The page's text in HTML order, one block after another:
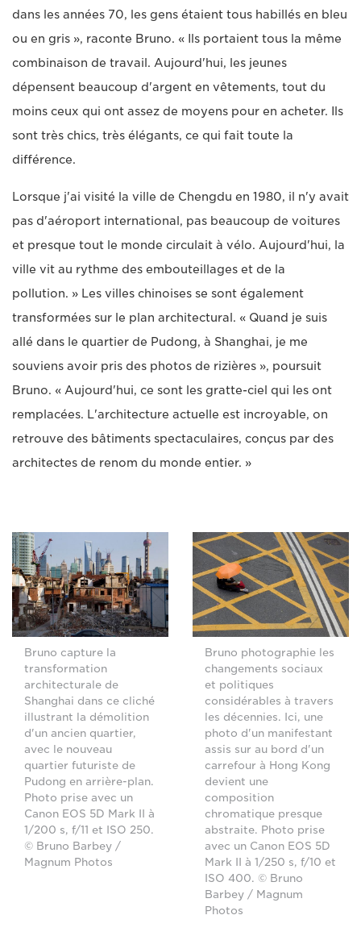
dans les années 70, les gens étaient tous habillés en bleu
ou en gris », raconte Bruno. « Ils portaient tous la même
combinaison de travail. Aujourd'hui, les jeunes
dépensent beaucoup d'argent en vêtements, tout du
moins ceux qui ont assez de moyens pour en acheter. Ils
sont très chics, très élégants, ce qui fait toute la
différence.
Lorsque j'ai visité la ville de Chengdu en 1980, il n'y avait
pas d'aéroport international, pas beaucoup de voitures
et presque tout le monde circulait à vélo. Aujourd'hui, la
ville vit au rythme des embouteillages et de la
pollution. » Les villes chinoises se sont également
transformées sur le plan architectural. « Quand je suis
allé dans le quartier de Pudong, à Shanghai, je me
souviens avoir pris des photos de rizières », poursuit
Bruno. « Aujourd'hui, ce sont les gratte-ciel qui les ont
remplacées. L'architecture actuelle est incroyable, on
retrouve des bâtiments spectaculaires, conçus par des
architectes de renom du monde entier. »
Bruno capture la
transformation
architecturale de
Shanghai dans ce cliché
illustrant la démolition
d'un ancien quartier,
avec le nouveau
quartier futuriste de
Pudong en arrière-plan.
Photo prise avec un
Canon EOS 5D Mark II à
1/200 s, f/11 et ISO 250.
© Bruno Barbey /
Magnum Photos
Bruno photographie les
changements sociaux
et politiques
considérables à travers
les décennies. Ici, une
photo d'un manifestant
assis sur au bord d'un
carrefour à Hong Kong
devient une
composition
chromatique presque
abstraite. Photo prise
avec un Canon EOS 5D
Mark II à 1/250 s, f/10 et
ISO 400. © Bruno
Barbey / Magnum
Photos